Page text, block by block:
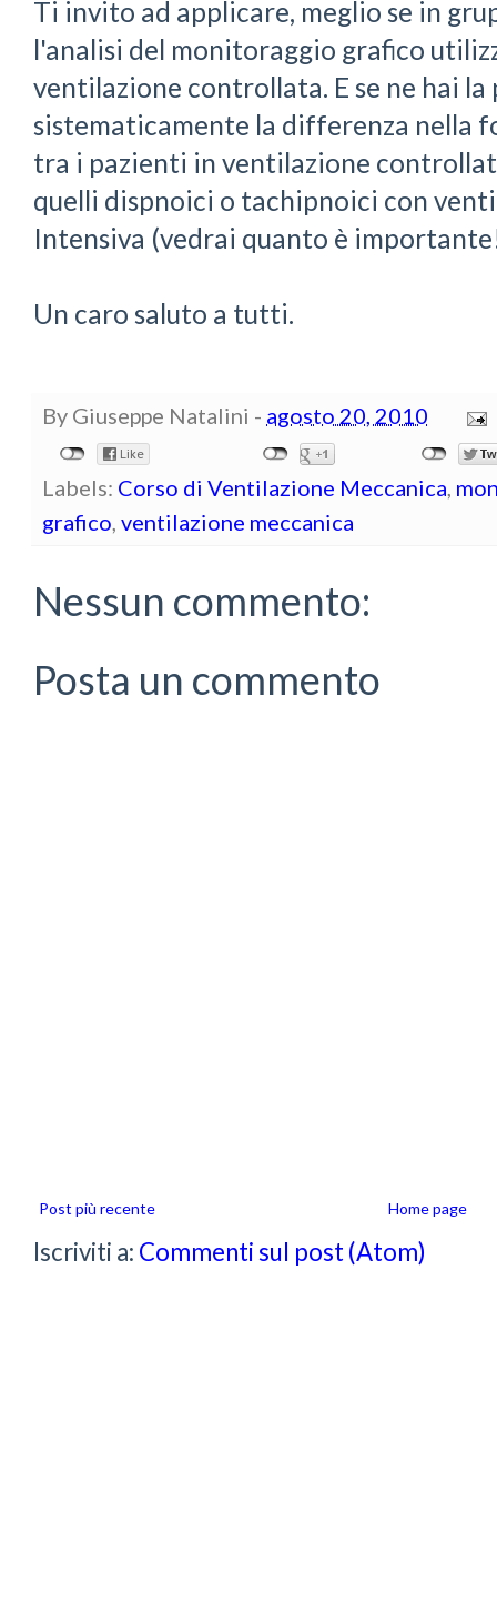
Ti invito ad applicare, meglio se in
l'analisi del monitoraggio grafico
ventilazione controllata. E se ne hai
sistematicamente la differenza nella
tra i pazienti in ventilazione
quelli dispnoici o tachipnoici con
Intensiva (vedrai quanto è
Un caro saluto a tutti.
By Giuseppe Natalini - agosto 20, 2010
Labels: Corso di Ventilazione Meccanica,
grafico, ventilazione meccanica
Nessun commento:
Posta un commento
Post più recente Home page
Iscriviti a: Commenti sul post (Atom)